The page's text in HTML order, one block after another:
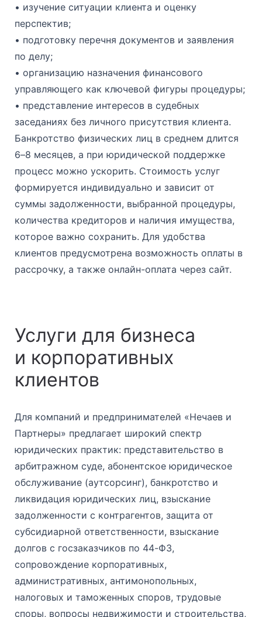
• изучение ситуации клиента и оценку
перспектив;
• подготовку перечня документов и заявления
по делу;
• организацию назначения финансового
управляющего как ключевой фигуры процедуры;
• представление интересов в судебных
заседаниях без личного присутствия клиента.
Банкротство физических лиц в среднем длится
6–8 месяцев, а при юридической поддержке
процесс можно ускорить. Стоимость услуг
формируется индивидуально и зависит от
суммы задолженности, выбранной процедуры,
количества кредиторов и наличия имущества,
которое важно сохранить. Для удобства
клиентов предусмотрена возможность оплаты в
рассрочку, а также онлайн-оплата через сайт.
Услуги для бизнеса
и корпоративных
клиентов
Для компаний и предпринимателей «Нечаев и
Партнеры» предлагает широкий спектр
юридических практик: представительство в
арбитражном суде, абонентское юридическое
обслуживание (аутсорсинг), банкротство и
ликвидация юридических лиц, взыскание
задолженности с контрагентов, защита от
субсидиарной ответственности, взыскание
долгов с госзаказчиков по 44-ФЗ,
сопровождение корпоративных,
административных, антимонопольных,
налоговых и таможенных споров, трудовые
споры, вопросы недвижимости и строительства,